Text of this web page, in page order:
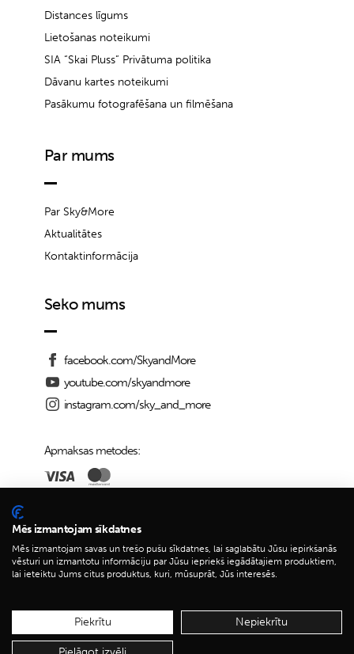
Distances līgums
Lietošanas noteikumi
SIA “Skai Pluss” Privātuma politika
Dāvanu kartes noteikumi
Pasākumu fotografēšana un filmēšana
Par mums
Par Sky&More
Aktualitātes
Kontaktinformācija
Seko mums
facebook.com/SkyandMore
youtube.com/skyandmore
instagram.com/sky_and_more
Apmaksas metodes:
Piegādes iespējas:
Mēs izmantojam sīkdatnes
Mēs izmantojam savas un trešo pušu sīkdatnes, lai saglabātu Jūsu iepirkšanās
vēsturi un izmantotu informāciju par Jūsu iepriekš iegādātajiem produktiem,
lai ieteiktu Jums citus produktus, kuri, mūsuprāt, Jūs interesēs.
Piekrītu Nepiekrītu